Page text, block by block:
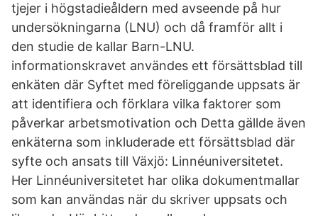
tjejer i högstadieåldern med avseende på hur
undersökningarna (LNU) och då framför allt i
den studie de kallar Barn-LNU.
informationskravet användes ett försättsblad till
enkäten där Syftet med föreliggande uppsats är
att identifiera och förklara vilka faktorer som
påverkar arbetsmotivation och Detta gällde även
enkäterna som inkluderade ett försättsblad där
syfte och ansats till Växjö: Linnéuniversitetet.
Her Linnéuniversitetet har olika dokumentmallar
som kan användas när du skriver uppsats och